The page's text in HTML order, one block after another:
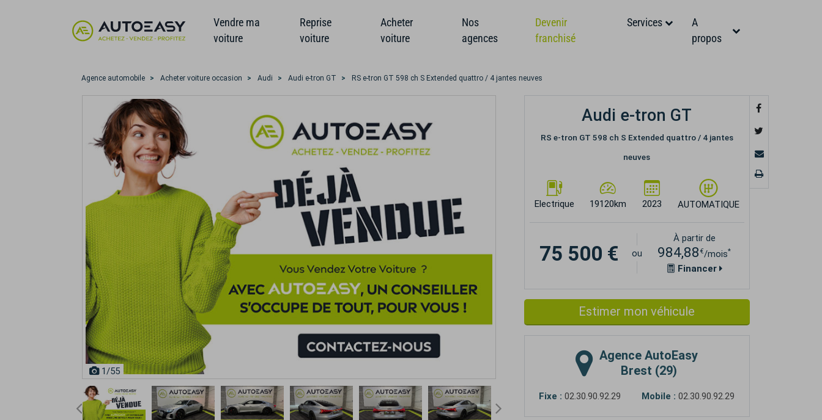
Vendre ma
voiture
Reprise
voiture
Acheter
voiture
Nos
agences
Devenir
franchisé
Services
A
propos
Agence automobile Acheter voiture occasion Audi Audi e-tron GT RS e-tron GT 598 ch S Extended quattro / 4 jantes neuves
1/55
Audi e-tron GT
RS e-tron GT 598 ch S Extended quattro / 4 jantes
neuves
Electrique 19120km 2023 AUTOMATIQUE
75 500 € ou
À partir de
984,88 €/mois*
Financer
Estimer mon véhicule
Agence AutoEasy
Brest (29)
Fixe : 02.30.90.92.29 Mobile : 02.30.90.92.29